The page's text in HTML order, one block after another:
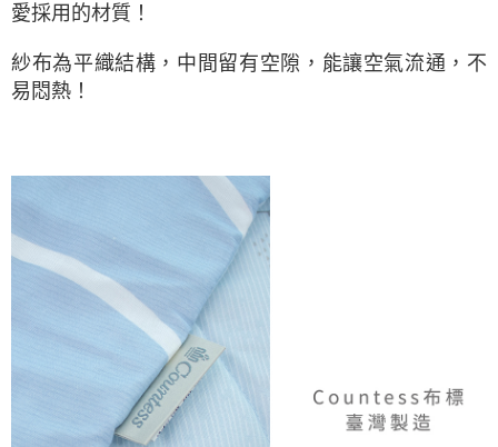
愛採用的材質 ！
紗布為平織結構，中間留有空隙，能讓空氣流通，不
易悶熱！